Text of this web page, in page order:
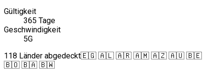
Gültigkeit
365 Tage
Geschwindigkeit
5G
118 Länder abgedeckt🇪🇬 🇦🇱 🇦🇷 🇦🇲 🇦🇿 🇦🇺 🇧🇪
🇧🇴 🇧🇦 🇧🇼